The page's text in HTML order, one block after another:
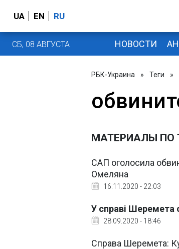
UA EN RU
СБ, 08 АВГУСТА НОВОСТИ
РБК-Украина » Теги »
МАТЕРИАЛЫ ПО
САП оголосила
Омеляна
16.11.2020 - 22:03
У справі Шеремета
28.09.2020 - 18:46
Справа Шеремета: